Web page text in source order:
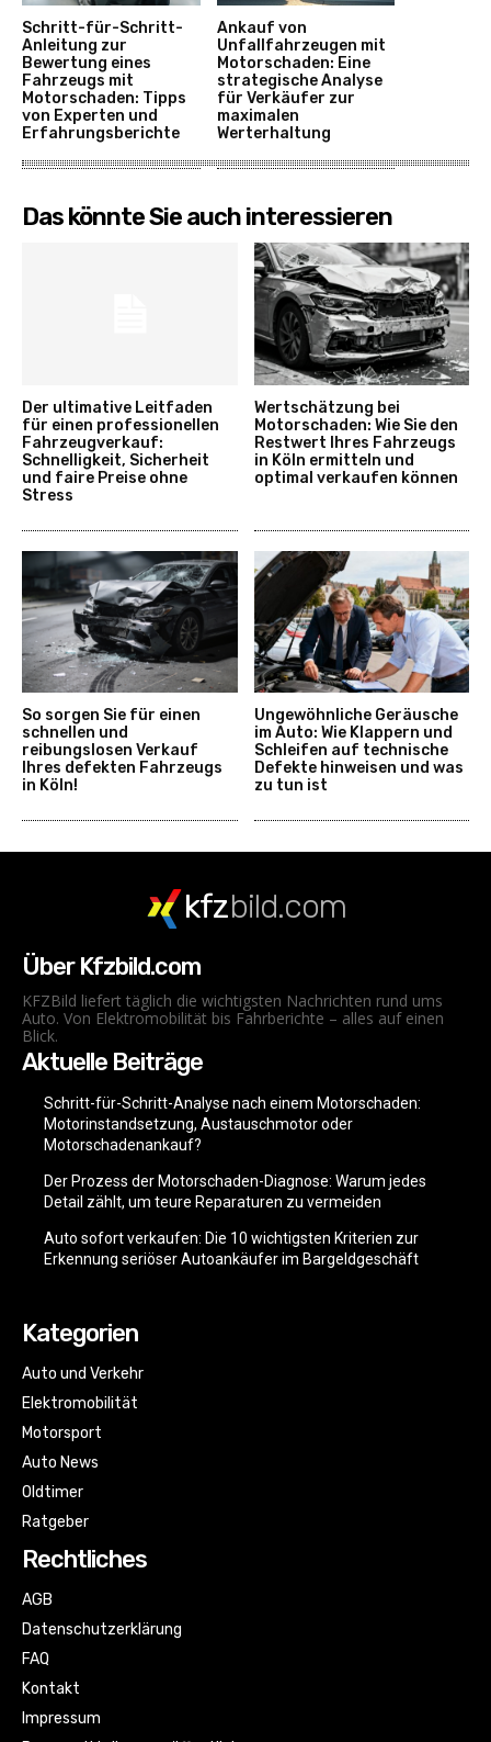
Schritt-für-Schritt-
Anleitung zur
Bewertung eines
Fahrzeugs mit
Motorschaden: Tipps
von Experten und
Erfahrungsberichte
Ankauf von
Unfallfahrzeugen mit
Motorschaden: Eine
strategische Analyse
für Verkäufer zur
maximalen
Werterhaltung
Das könnte Sie auch interessieren
Der ultimative Leitfaden
für einen professionellen
Fahrzeugverkauf:
Schnelligkeit, Sicherheit
und faire Preise ohne
Stress
Wertschätzung bei
Motorschaden: Wie Sie den
Restwert Ihres Fahrzeugs
in Köln ermitteln und
optimal verkaufen können
So sorgen Sie für einen
schnellen und
reibungslosen Verkauf
Ihres defekten Fahrzeugs
in Köln!
Ungewöhnliche Geräusche
im Auto: Wie Klappern und
Schleifen auf technische
Defekte hinweisen und was
zu tun ist
kfzbild.com
Über Kfzbild.com
KFZBild liefert täglich die wichtigsten Nachrichten rund ums
Auto. Von Elektromobilität bis Fahrberichte – alles auf einen
Blick.
Aktuelle Beiträge
Schritt-für-Schritt-Analyse nach einem Motorschaden:
Motorinstandsetzung, Austauschmotor oder
Motorschadenankauf?
Der Prozess der Motorschaden-Diagnose: Warum jedes
Detail zählt, um teure Reparaturen zu vermeiden
Auto sofort verkaufen: Die 10 wichtigsten Kriterien zur
Erkennung seriöser Autoankäufer im Bargeldgeschäft
Kategorien
Auto und Verkehr
Elektromobilität
Motorsport
Auto News
Oldtimer
Ratgeber
Rechtliches
AGB
Datenschutzerklärung
FAQ
Kontakt
Impressum